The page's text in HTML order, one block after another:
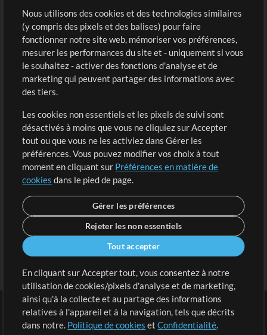
Sons
Boutique
Acheter des crédits
Contenu gratuit
Demander les pistes
Extras
Sessions
Soumettre votre contenu
Listes de lecture
Conférence MT
Compte
Connexion
S'inscrire
Conditions | Confidentialité |
Nous utilisons des cookies et des technologies similaires
(y compris des pixels et des balises) pour faire
fonctionner notre site web, mémoriser vos préférences,
mesurer les performances du site et - uniquement si vous
le souhaitez - activer des fonctions d'analyse et de
marketing qui peuvent partager des informations avec
des tiers.
Les cookies non essentiels et les pixels de suivi sont
désactivés à moins que vous ne cliquiez sur Accepter
tout ou que vous ne les activiez dans Gérer les
préférences. Vous pouvez modifier vos choix à tout
moment en cliquant sur Préférences en matière de
cookies dans le pied de page.
Gérer les préférences
Rejeter les non essentiels
Tout accepter
En cliquant sur Accepter tout, vous consentez à notre
utilisation de cookies/pixels d'analyse et de marketing,
ainsi qu'à la collecte et au partage des informations
relatives à l'appareil et à la navigation, tels que décrits
dans notre. Politique de cookies etConfidentialité.